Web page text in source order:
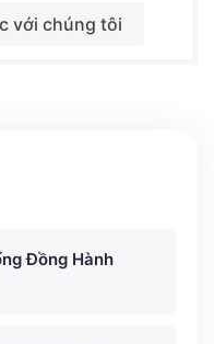
với chúng tôi
Đồng Hành